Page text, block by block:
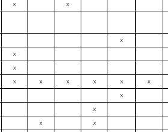
X X
X
X
X
X X X X X X
X
X
X X